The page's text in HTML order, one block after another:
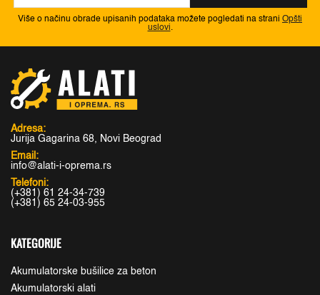
Više o načinu obrade upisanih podataka možete pogledati na strani Opšti
uslovi .
Adresa:
Jurija Gagarina 68, Novi Beograd
Email:
info@alati-i-oprema.rs
Telefoni:
(+381) 61 24-34-739
(+381) 65 24-03-955
KATEGORIJE
Akumulatorske bušilice za beton
Akumulatorski alati